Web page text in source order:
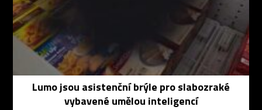
Lumo jsou asistenční brýle pro slabozraké
vybavené umělou inteligencí